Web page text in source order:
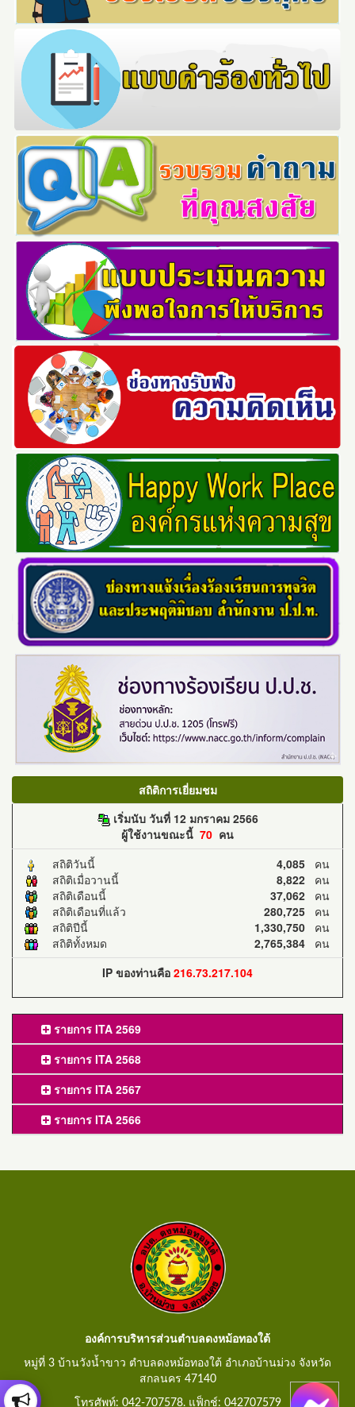
สถิติการเยี่ยมชม
เริ่มนับ วันที่ 12 มกราคม 2566
ผู้ใช้งานขณะนี้ 70 คน
สถิติวันนี้
4,085 คน
สถิติเมื่อวานนี้
8,822 คน
สถิติเดือนนี้
37,062 คน
สถิติเดือนที่แล้ว
280,725 คน
สถิติปีนี้
1,330,750 คน
สถิติทั้งหมด
2,765,384 คน
IP ของท่านคือ 216.73.217.104
รายการ ITA 2569
รายการ ITA 2568
รายการ ITA 2567
รายการ ITA 2566
องค์การบริหารส่วนตำบลดงหม้อทองใต้
หมู่ที่ 3 บ้านวังน้ำขาว ตำบลดงหม้อทองใต้ อำเภอบ้านม่วง จังหวัด
สกลนคร 47140
โทรศัพท์: 042-707578. แฟ็กช์: 042707579